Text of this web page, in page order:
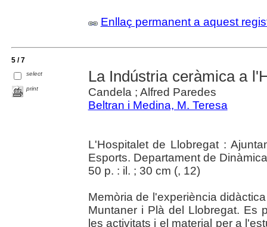
Enllaç permanent a aquest
5 / 7
select
print
La Indústria ceràmica a
Candela ; Alfred Paredes
Beltran i Medina, M. Teresa
L'Hospitalet de Llobregat :
Esports. Departament de
50 p. : il. ; 30 cm (, 12)
Memòria de l'experiència
Muntaner i Plà del Llobregat. Es
les activitats i el material per a